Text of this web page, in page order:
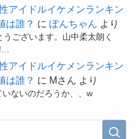
アイドルイケメンランキン
は誰？ にぽんちゃん より
ございます。山中柔太朗く
アイドルイケメンランキン
は誰？ に Mさん より
ないのだろうか、、w